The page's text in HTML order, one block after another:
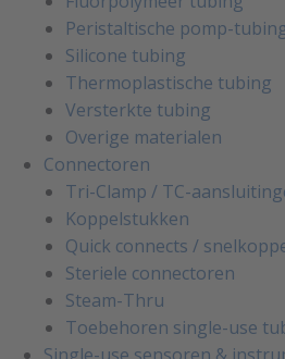
Peristaltische pomp-
Silicone tubing
Thermoplastische tubing
Versterkte tubing
Overige materialen
Connectoren
Tri-Clamp / TC-
Koppelstukken
Quick connects /
Steriele connectoren
Steam-Thru
Toebehoren single-use
Single-use sensoren &